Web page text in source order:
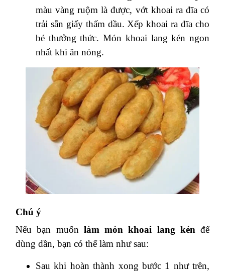
màu vàng ruộm là được, vớt khoai ra đĩa có
trải sẵn giấy thấm dầu. Xếp khoai ra đĩa cho
bé thưởng thức. Món khoai lang kén ngon
nhất khi ăn nóng.
Chú ý
Nếu bạn muốn làm món khoai lang kénđể
dùng dần, bạn có thể làm như sau:
Sau khi hoàn thành xong bước 1 như trên,